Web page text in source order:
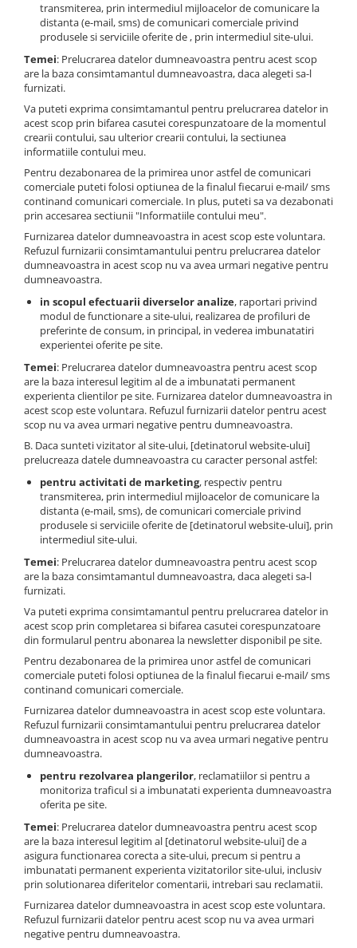
transmiterea, prin intermediul mijloacelor de comunicare la
distanta (e-mail, sms) de comunicari comerciale privind
produsele si serviciile oferite de , prin intermediul site-ului.
Temei: Prelucrarea datelor dumneavoastra pentru acest scop
are la baza consimtamantul dumneavoastra, daca alegeti sa-l
furnizati.
Va puteti exprima consimtamantul pentru prelucrarea datelor in
acest scop prin bifarea casutei corespunzatoare de la momentul
crearii contului, sau ulterior crearii contului, la sectiunea
informatiile contului meu.
Pentru dezabonarea de la primirea unor astfel de comunicari
comerciale puteti folosi optiunea de la finalul fiecarui e-mail/ sms
continand comunicari comerciale. In plus, puteti sa va dezabonati
prin accesarea sectiunii "Informatiile contului meu".
Furnizarea datelor dumneavoastra in acest scop este voluntara.
Refuzul furnizarii consimtamantului pentru prelucrarea datelor
dumneavoastra in acest scop nu va avea urmari negative pentru
dumneavoastra.
in scopul efectuarii diverselor analize, raportari privind
modul de functionare a site-ului, realizarea de profiluri de
preferinte de consum, in principal, in vederea imbunatatiri
experientei oferite pe site.
Temei: Prelucrarea datelor dumneavoastra pentru acest scop
are la baza interesul legitim al de a imbunatati permanent
experienta clientilor pe site. Furnizarea datelor dumneavoastra in
acest scop este voluntara. Refuzul furnizarii datelor pentru acest
scop nu va avea urmari negative pentru dumneavoastra.
B. Daca sunteti vizitator al site-ului, [detinatorul website-ului]
prelucreaza datele dumneavoastra cu caracter personal astfel:
pentru activitati de marketing, respectiv pentru
transmiterea, prin intermediul mijloacelor de comunicare la
distanta (e-mail, sms), de comunicari comerciale privind
produsele si serviciile oferite de [detinatorul website-ului], prin
intermediul site-ului.
Temei: Prelucrarea datelor dumneavoastra pentru acest scop
are la baza consimtamantul dumneavoastra, daca alegeti sa-l
furnizati.
Va puteti exprima consimtamantul pentru prelucrarea datelor in
acest scop prin completarea si bifarea casutei corespunzatoare
din formularul pentru abonarea la newsletter disponibil pe site.
Pentru dezabonarea de la primirea unor astfel de comunicari
comerciale puteti folosi optiunea de la finalul fiecarui e-mail/ sms
continand comunicari comerciale.
Furnizarea datelor dumneavoastra in acest scop este voluntara.
Refuzul furnizarii consimtamantului pentru prelucrarea datelor
dumneavoastra in acest scop nu va avea urmari negative pentru
dumneavoastra.
pentru rezolvarea plangerilor, reclamatiilor si pentru a
monitoriza traficul si a imbunatati experienta dumneavoastra
oferita pe site.
Temei: Prelucrarea datelor dumneavoastra pentru acest scop
are la baza interesul legitim al [detinatorul website-ului] de a
asigura functionarea corecta a site-ului, precum si pentru a
imbunatati permanent experienta vizitatorilor site-ului, inclusiv
prin solutionarea diferitelor comentarii, intrebari sau reclamatii.
Furnizarea datelor dumneavoastra in acest scop este voluntara.
Refuzul furnizarii datelor pentru acest scop nu va avea urmari
negative pentru dumneavoastra.